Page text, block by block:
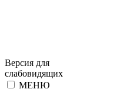
Версия для
слабовидящих
МЕНЮ